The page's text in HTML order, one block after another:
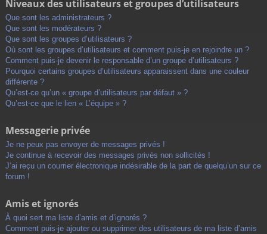
Niveaux des utilisateurs et groupes d’utilisateurs
Que sont les administrateurs ?
Que sont les modérateurs ?
Que sont les groupes d’utilisateurs ?
Où sont les groupes d’utilisateurs et comment puis-je en rejoindre un ?
Comment puis-je devenir le responsable d’un groupe d’utilisateurs ?
Pourquoi certains groupes d’utilisateurs apparaissent dans une couleur
différente ?
Qu’est-ce qu’un « groupe d’utilisateurs par défaut » ?
Qu’est-ce que le lien « L’équipe » ?
Messagerie privée
Je ne peux pas envoyer de messages privés !
Je continue à recevoir des messages privés non sollicités !
J’ai reçu un courrier électronique indésirable de la part de quelqu’un sur ce
forum !
Amis et ignorés
À quoi sert ma liste d’amis et d’ignorés ?
Comment puis-je ajouter ou supprimer des utilisateurs de ma liste d’amis